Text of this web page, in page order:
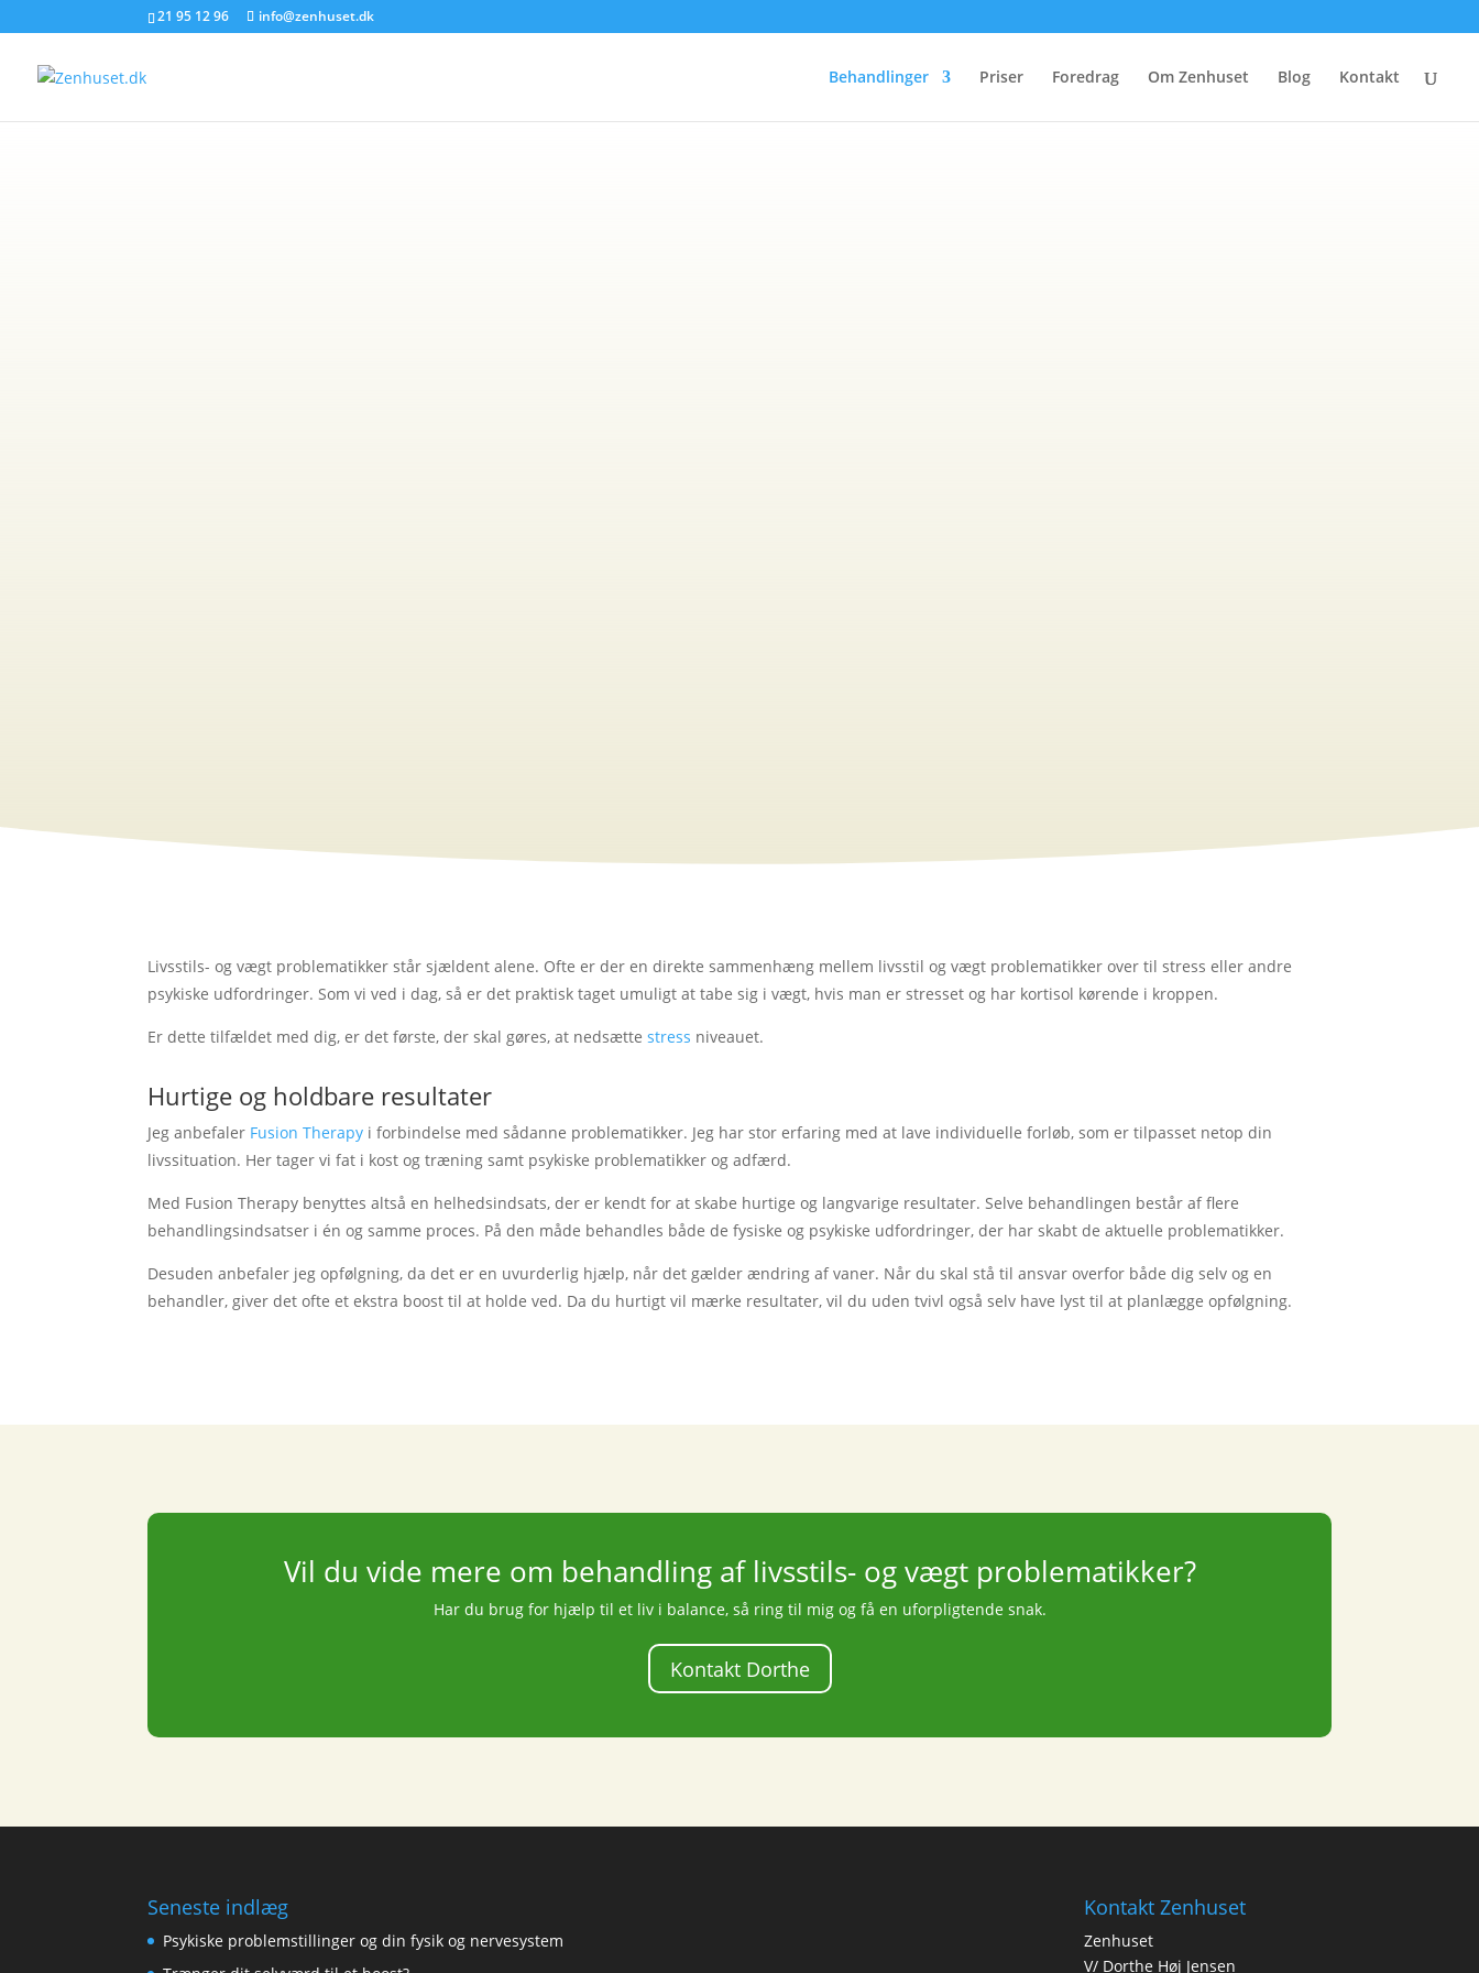
21 95 12 96 info@zenhuset.dk
Behandlinger Priser Foredrag Om Zenhuset Blog Kontakt
Livsstils- og vægt problematikker står sjældent alene. Ofte er der en direkte sammenhæng mellem livsstil og vægt problematikker over til stress eller andre
psykiske udfordringer. Som vi ved i dag, så er det praktisk taget umuligt at tabe sig i vægt, hvis man er stresset og har kortisol kørende i kroppen.
Er dette tilfældet med dig, er det første, der skal gøres, at nedsættestress niveauet.
Hurtige og holdbare resultater
Jeg anbefaler Fusion Therapy i forbindelse med sådanne problematikker. Jeg har stor erfaring med at lave individuelle forløb, som er tilpasset netop din
livssituation. Her tager vi fat i kost og træning samt psykiske problematikker og adfærd.
Med Fusion Therapy benyttes altså en helhedsindsats, der er kendt for at skabe hurtige og langvarige resultater. Selve behandlingen består af flere
behandlingsindsatser i én og samme proces. På den måde behandles både de fysiske og psykiske udfordringer, der har skabt de aktuelle problematikker.
Desuden anbefaler jeg opfølgning, da det er en uvurderlig hjælp, når det gælder ændring af vaner. Når du skal stå til ansvar overfor både dig selv og en
behandler, giver det ofte et ekstra boost til at holde ved. Da du hurtigt vil mærke resultater, vil du uden tvivl også selv have lyst til at planlægge opfølgning.
Vil du vide mere om behandling af livsstils- og vægt problematikker?
Har du brug for hjælp til et liv i balance, så ring til mig og få en uforpligtende snak.
Kontakt Dorthe
Seneste indlæg
Psykiske problemstillinger og din fysik og nervesystem
Kontakt Zenhuset
Zenhuset
V/ Dorthe Høj Jensen